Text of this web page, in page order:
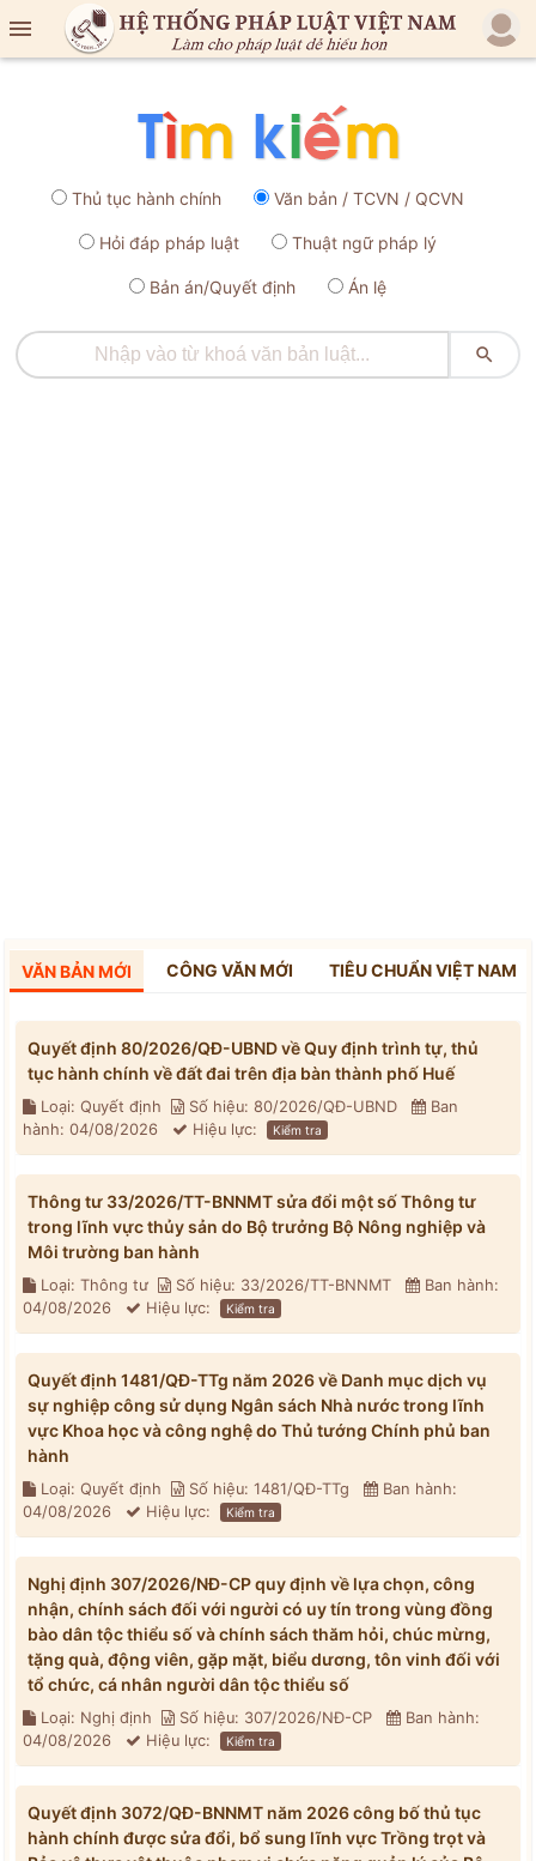

Thủ tục hành chính Văn bản / TCVN / QCVN
Hỏi đáp pháp luật Thuật ngữ pháp lý
Bản án/Quyết định Án lệ

VĂN BẢN MỚI CÔNG VĂN MỚI TIÊU CHUẨN VIỆT NAM
Quyết định 80/2026/QĐ-UBND về Quy định trình tự, thủ
tục hành chính về đất đai trên địa bàn thành phố Huế
Loại: Quyết định Số hiệu: 80/2026/QĐ-UBND
Ban
hành: 04/08/2026
Hiệu lực: Kiểm tra
Thông tư 33/2026/TT-BNNMT sửa đổi một số Thông tư
trong lĩnh vực thủy sản do Bộ trưởng Bộ Nông nghiệp và
Môi trường ban hành
Loại: Thông tư Số hiệu: 33/2026/TT-BNNMT
Ban hành:
04/08/2026
Hiệu lực: Kiểm tra
Quyết định 1481/QĐ-TTg năm 2026 về Danh mục dịch vụ
sự nghiệp công sử dụng Ngân sách Nhà nước trong lĩnh
vực Khoa học và công nghệ do Thủ tướng Chính phủ ban
hành
Loại: Quyết định Số hiệu: 1481/QĐ-TTg
Ban hành:
04/08/2026
Hiệu lực: Kiểm tra
Nghị định 307/2026/NĐ-CP quy định về lựa chọn, công
nhận, chính sách đối với người có uy tín trong vùng đồng
bào dân tộc thiểu số và chính sách thăm hỏi, chúc mừng,
tặng quà, động viên, gặp mặt, biểu dương, tôn vinh đối với
tổ chức, cá nhân người dân tộc thiểu số
Loại: Nghị định Số hiệu: 307/2026/NĐ-CP
Ban hành:
04/08/2026
Hiệu lực: Kiểm tra
Quyết định 3072/QĐ-BNNMT năm 2026 công bố thủ tục
hành chính được sửa đổi, bổ sung lĩnh vực Trồng trọt và